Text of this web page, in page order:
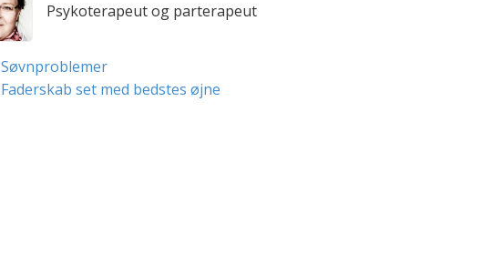
Psykoterapeut og parterapeut
Søvnproblemer
Faderskab set med bedstes øjne